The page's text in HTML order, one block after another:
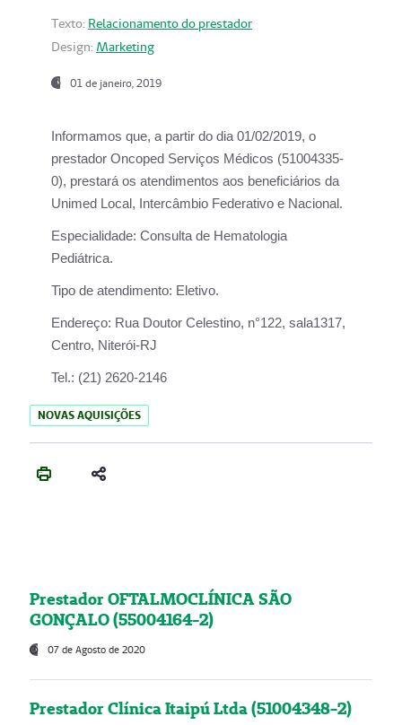
Texto: Relacionamento do prestador
Design: Marketing
01 de janeiro, 2019
Informamos que, a partir do dia 01/02/2019, o
prestador Oncoped Serviços Médicos (51004335-
0), prestará os atendimentos aos beneficiários da
Unimed Local, Intercâmbio Federativo e Nacional.
Especialidade: Consulta de Hematologia
Pediátrica.
Tipo de atendimento: Eletivo.
Endereço: Rua Doutor Celestino, n°122, sala1317,
Centro, Niterói-RJ
Tel.: (21) 2620-2146
NOVAS AQUISIÇÕES
Prestador OFTALMOCLÍNICA SÃO
GONÇALO (55004164-2)
07 de Agosto de 2020
Prestador Clínica Itaipú Ltda (51004348-2)